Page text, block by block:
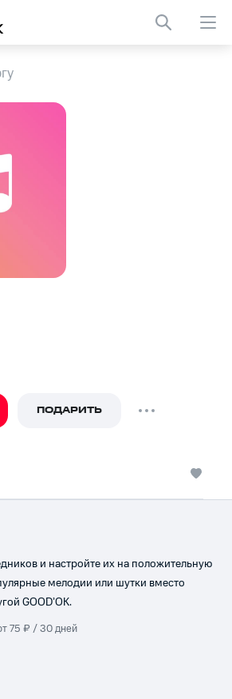
ПОДАРИТЬ
и настройте их на положительную
мелодии или шутки вместо
GOOD’OK.
75 ₽ / 30 дней